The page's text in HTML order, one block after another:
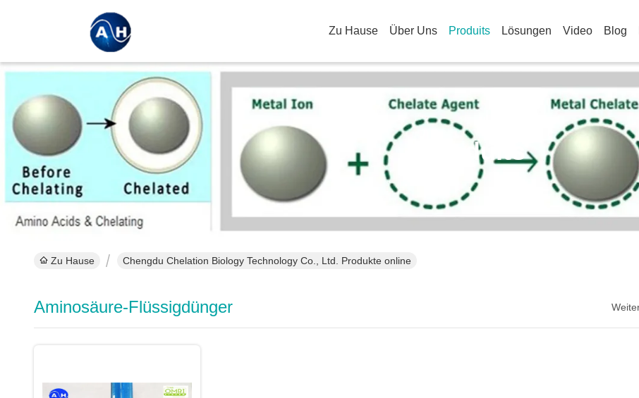
Zu Hause Über Uns Produits Lösungen Video Blog
Produits
Zu Hause Chengdu Chelation Biology Technology Co., Ltd. Produkte online
Aminosäure-Flüssigdünger